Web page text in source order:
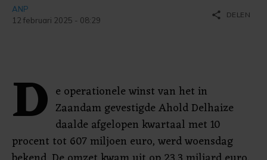
ANP
12 februari 2025 - 08:29
share DELEN
D e operationele winst van het in
Zaandam gevestigde Ahold Delhaize
daalde afgelopen kwartaal met 10
procent tot 607 miljoen euro, werd woensdag